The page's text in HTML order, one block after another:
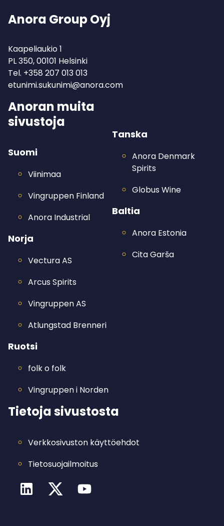
Anora Group Oyj
Kaapeliaukio 1
PL 350, 00101 Helsinki
Tel. +358 207 013 013
etunimi.sukunimi@anora.com
Anoran muita
sivustoja
Suomi
Viinimaa
Vingruppen Finland
Anora Industrial
Norja
Vectura AS
Arcus Spirits
Vingruppen AS
Atlungstad Brenneri
Ruotsi
folk o folk
Vingruppen i Norden
Tanska
Anora Denmark
Spirits
Globus Wine
Baltia
Anora Estonia
Cita Garša
Tietoja sivustosta
Verkkosivuston käyttöehdot
Tietosuojailmoitus